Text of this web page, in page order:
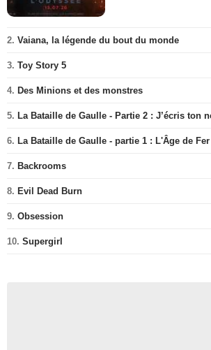
2. Vaiana, la légende du bout du monde
3. Toy Story 5
4. Des Minions et des monstres
5. La Bataille de Gaulle - Partie 2 : J’écris ton
6. La Bataille de Gaulle - partie 1 : L'Âge de Fer
7. Backrooms
8. Evil Dead Burn
9. Obsession
10. Supergirl